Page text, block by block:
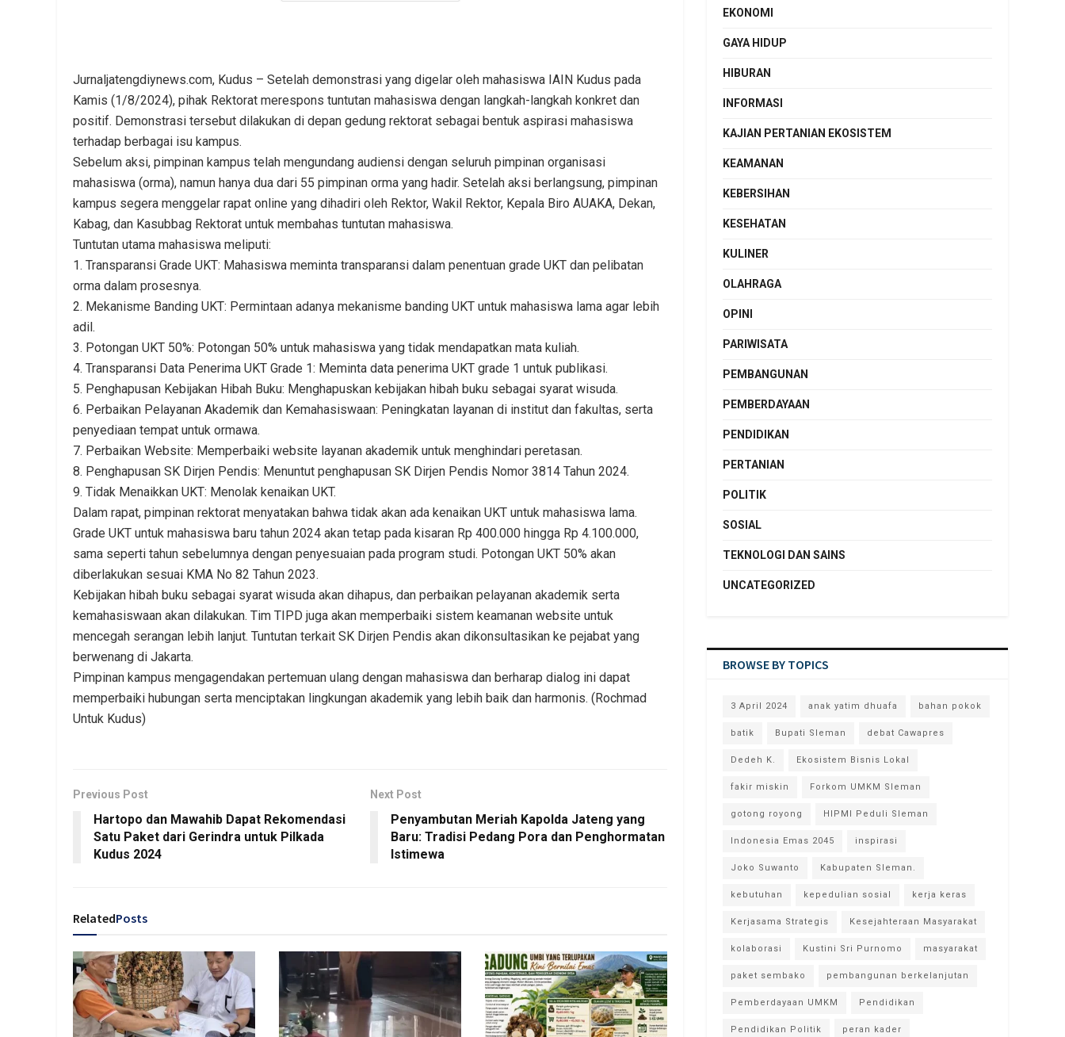
Jurnaljatengdiynews.com, Kudus – Setelah demonstrasi yang digelar oleh mahasiswa IAIN Kudus pada
Kamis (1/8/2024), pihak Rektorat merespons tuntutan mahasiswa dengan langkah-langkah konkret dan
positif. Demonstrasi tersebut dilakukan di depan gedung rektorat sebagai bentuk aspirasi mahasiswa
terhadap berbagai isu kampus.
Sebelum aksi, pimpinan kampus telah mengundang audiensi dengan seluruh pimpinan organisasi
mahasiswa (orma), namun hanya dua dari 55 pimpinan orma yang hadir. Setelah aksi berlangsung, pimpinan
kampus segera menggelar rapat online yang dihadiri oleh Rektor, Wakil Rektor, Kepala Biro AUAKA, Dekan,
Kabag, dan Kasubbag Rektorat untuk membahas tuntutan mahasiswa.
Tuntutan utama mahasiswa meliputi:
1. Transparansi Grade UKT: Mahasiswa meminta transparansi dalam penentuan grade UKT dan pelibatan
orma dalam prosesnya.
2. Mekanisme Banding UKT: Permintaan adanya mekanisme banding UKT untuk mahasiswa lama agar lebih
adil.
3. Potongan UKT 50%: Potongan 50% untuk mahasiswa yang tidak mendapatkan mata kuliah.
4. Transparansi Data Penerima UKT Grade 1: Meminta data penerima UKT grade 1 untuk publikasi.
5. Penghapusan Kebijakan Hibah Buku: Menghapuskan kebijakan hibah buku sebagai syarat wisuda.
6. Perbaikan Pelayanan Akademik dan Kemahasiswaan: Peningkatan layanan di institut dan fakultas, serta
penyediaan tempat untuk ormawa.
7. Perbaikan Website: Memperbaiki website layanan akademik untuk menghindari peretasan.
8. Penghapusan SK Dirjen Pendis: Menuntut penghapusan SK Dirjen Pendis Nomor 3814 Tahun 2024.
9. Tidak Menaikkan UKT: Menolak kenaikan UKT.
Dalam rapat, pimpinan rektorat menyatakan bahwa tidak akan ada kenaikan UKT untuk mahasiswa lama.
Grade UKT untuk mahasiswa baru tahun 2024 akan tetap pada kisaran Rp 400.000 hingga Rp 4.100.000,
sama seperti tahun sebelumnya dengan penyesuaian pada program studi. Potongan UKT 50% akan
diberlakukan sesuai KMA No 82 Tahun 2023.
Kebijakan hibah buku sebagai syarat wisuda akan dihapus, dan perbaikan pelayanan akademik serta
kemahasiswaan akan dilakukan. Tim TIPD juga akan memperbaiki sistem keamanan website untuk
mencegah serangan lebih lanjut. Tuntutan terkait SK Dirjen Pendis akan dikonsultasikan ke pejabat yang
berwenang di Jakarta.
Pimpinan kampus mengagendakan pertemuan ulang dengan mahasiswa dan berharap dialog ini dapat
memperbaiki hubungan serta menciptakan lingkungan akademik yang lebih baik dan harmonis. (Rochmad
Untuk Kudus)
Previous Post
Hartopo dan Mawahib Dapat Rekomendasi
Satu Paket dari Gerindra untuk Pilkada
Kudus 2024
Next Post
Penyambutan Meriah Kapolda Jateng yang
Baru: Tradisi Pedang Pora dan Penghormatan
Istimewa
RelatedPosts
EKONOMI
GAYA HIDUP
HIBURAN
INFORMASI
KAJIAN PERTANIAN EKOSISTEM
KEAMANAN
KEBERSIHAN
KESEHATAN
KULINER
OLAHRAGA
OPINI
PARIWISATA
PEMBANGUNAN
PEMBERDAYAAN
PENDIDIKAN
PERTANIAN
POLITIK
SOSIAL
TEKNOLOGI DAN SAINS
UNCATEGORIZED
BROWSE BY TOPICS
3 April 2024 anak yatim dhuafa bahan pokok
batik Bupati Sleman debat Cawapres
Dedeh K. Ekosistem Bisnis Lokal
fakir miskin Forkom UMKM Sleman
gotong royong HIPMI Peduli Sleman
Indonesia Emas 2045 inspirasi
Joko Suwanto Kabupaten Sleman.
kebutuhan kepedulian sosial kerja keras
Kerjasama Strategis Kesejahteraan Masyarakat
kolaborasi Kustini Sri Purnomo masyarakat
paket sembako pembangunan berkelanjutan
Pemberdayaan UMKM Pendidikan
Pendidikan Politik peran kader